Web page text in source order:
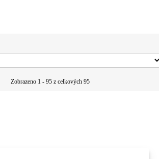
Zobrazeno 1 - 95 z celkových 95